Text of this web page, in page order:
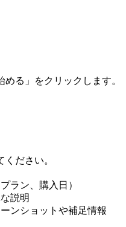
る」をクリックします。
ださい。
ラン、購入日）
説明
ンショットや補足情報